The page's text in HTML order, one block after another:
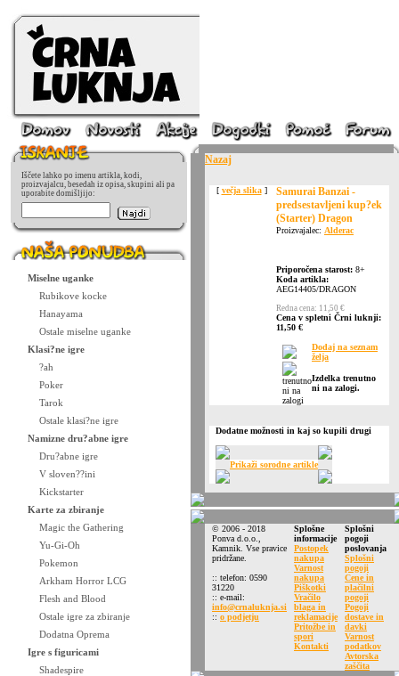
Iščete lahko po imenu artikla, kodi,
proizvajalcu, besedah iz opisa, skupini ali pa
uporabite domišljijo:
Miselne uganke
Rubikove kocke
Hanayama
Ostale miselne uganke
Klasi?ne igre
?ah
Poker
Tarok
Ostale klasi?ne igre
Namizne dru?abne igre
Dru?abne igre
V sloven??ini
Kickstarter
Karte za zbiranje
Magic the Gathering
Yu-Gi-Oh
Pokemon
Arkham Horror LCG
Flesh and Blood
Ostale igre za zbiranje
Dodatna Oprema
Igre s figuricami
Shadespire
Nazaj
[ večja slika]
Samurai Banzai -
predsestavljeni kup?ek
(Starter) Dragon
Proizvajalec: Alderac
Priporočena starost: 8+
Koda artikla:
AEG14405/DRAGON
Redna cena: 11,50 €
Cena v spletni Črni luknji:
11,50 €
Dodaj na seznam
želja
Izdelka trenutno
ni na zalogi.
Dodatne možnosti in kaj so kupili drugi
Prikaži sorodne artikle
© 2006 - 2018
Ponva d.o.o.,
Kamnik. Vse pravice
pridržane.
:: telefon: 0590
31220
:: e-mail:
info@crnaluknja.si
:: o podjetju
Splošne
informacije
Postopek
nakupa
Varnost
nakupa
Piškotki
Vračilo
blaga in
reklamacije
Pritožbe in
spori
Kontakti
Splošni
pogoji
poslovanja
Splošni
pogoji
Cene in
plačilni
pogoji
Pogoji
dostave in
davki
Varnost
podatkov
Avtorska
zaščita